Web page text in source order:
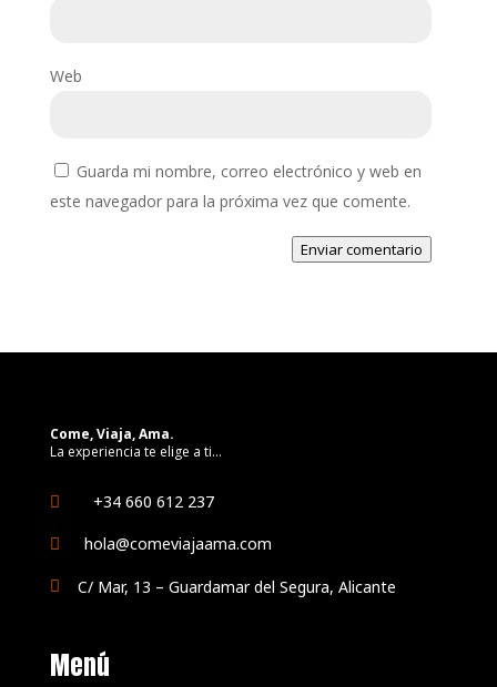
Web
Guarda mi nombre, correo electrónico y web en
este navegador para la próxima vez que comente.
Enviar comentario
Come, Viaja, Ama.
La experiencia te elige a ti…
 +34 660 612 237
 hola@comeviajaama.com
 C/ Mar, 13 – Guardamar del Segura, Alicante
Menú